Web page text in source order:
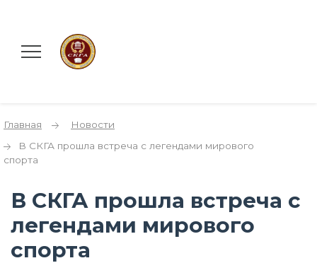
Главная
Новости
В СКГА прошла встреча с легендами мирового
спорта
В СКГА прошла встреча с
легендами мирового
спорта